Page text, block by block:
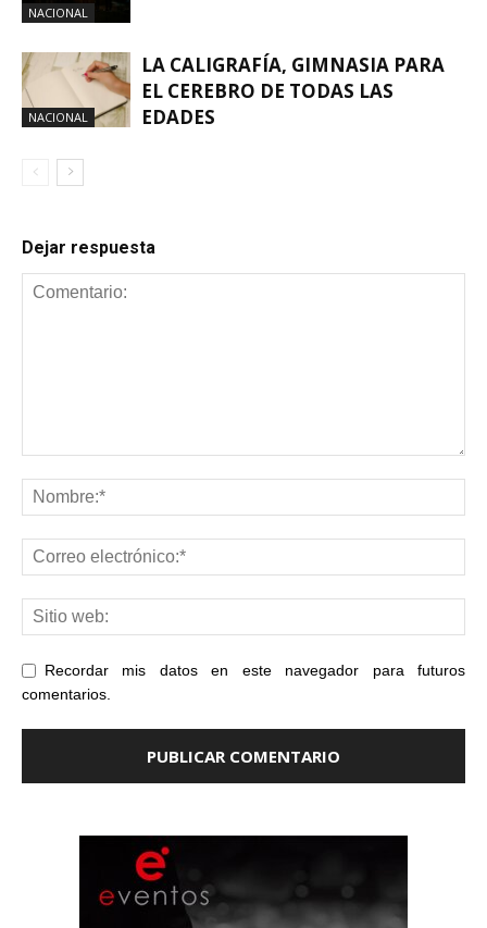
NACIONAL
NACIONAL
LA CALIGRAFÍA, GIMNASIA PARA
EL CEREBRO DE TODAS LAS
EDADES
Dejar respuesta
Recordar mis datos en este navegador para futuros
comentarios.